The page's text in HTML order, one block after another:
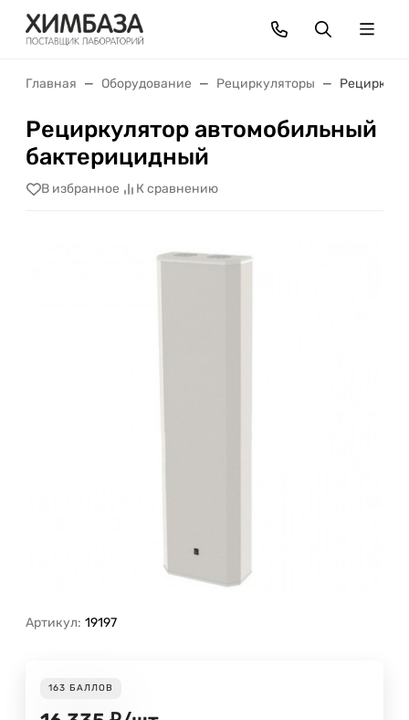
Главная Оборудование Рециркуляторы
Рециркулятор автомобильный
бактерицидный
В избранное К сравнению
Артикул: 19197
163 БАЛЛОВ